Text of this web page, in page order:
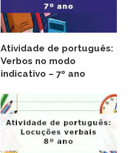
Atividade de português:
Verbos no modo
indicativo – 7º ano